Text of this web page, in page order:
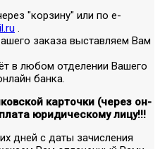
"корзину" или по е-
.
заказа выставляем Вам
в любом отделении Вашего
банка.
карточки (через он-
юридическому лицу!!!
дней с даты зачисления